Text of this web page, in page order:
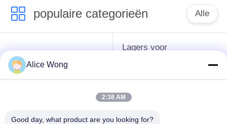
populaire categorieën Alle
Lagers voor auto's
Lagers voor
Motorrijtuigenverschillagers Motorrijlaanlagen
Alice Wong
2:38 AM
Good day, what product are you looking for?